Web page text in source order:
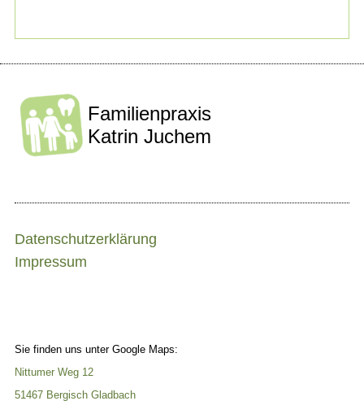
Familienpraxis
Katrin Juchem
Datenschutzerklärung
Impressum
Sie finden uns unter Google Maps:
Nittumer Weg 12
51467 Bergisch Gladbach